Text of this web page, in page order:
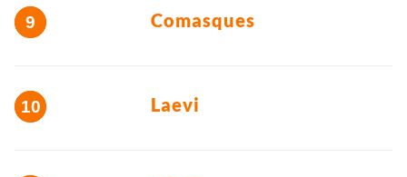
Comasques
Laevi